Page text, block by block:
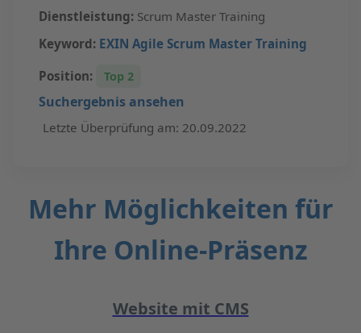
Dienstleistung: Scrum Master Training
Keyword: EXIN Agile Scrum Master Training
Position: Top 2
Suchergebnis ansehen
Letzte Überprüfung am: 20.09.2022
Mehr Möglichkeiten für
Ihre Online-Präsenz
Website mit CMS